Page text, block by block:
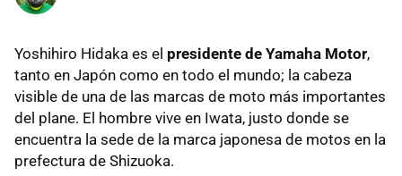
Yoshihiro Hidaka es el presidente de Yamaha Motor,
tanto en Japón como en todo el mundo; la cabeza
visible de una de las marcas de moto más importantes
del plane. El hombre vive en Iwata, justo donde se
encuentra la sede de la marca japonesa de motos en la
prefectura de Shizuoka.